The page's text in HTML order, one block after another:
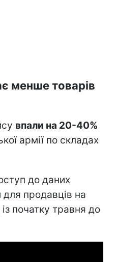
менше товарів
впали на 20-40%
армії по складах
до даних
для продавців на
початку травня до